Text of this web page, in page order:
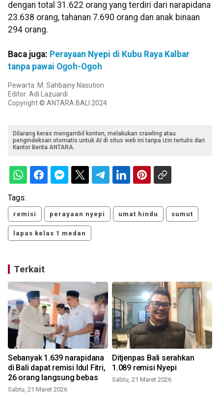
dengan total 31.622 orang yang terdiri dari narapidana
23.638 orang, tahanan 7.690 orang dan anak binaan
294 orang.
Baca juga: Perayaan Nyepi di Kubu Raya Kalbar
tanpa pawai Ogoh-Ogoh
Pewarta: M. Sahbainy Nasution
Editor: Adi Lazuardi
Copyright © ANTARA BALI 2024
Dilarang keras mengambil konten, melakukan crawling atau
pengindeksan otomatis untuk AI di situs web ini tanpa izin tertulis dari
Kantor Berita ANTARA.
Tags:
remisi perayaan nyepi umat hindu sumut
lapas kelas 1 medan
Terkait
Sebanyak 1.639 narapidana
di Bali dapat remisi Idul Fitri,
26 orang langsung bebas
Sabtu, 21 Maret 2026
Ditjenpas Bali serahkan
1.089 remisi Nyepi
Sabtu, 21 Maret 2026